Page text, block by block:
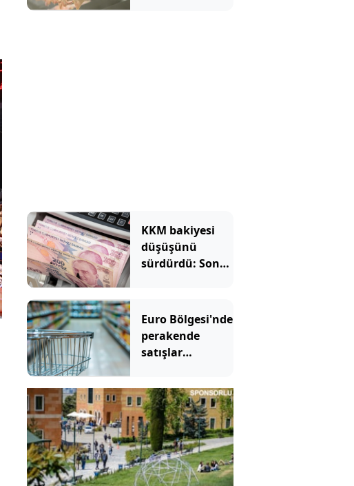
KKM bakiyesi
düşüşünü
sürdürdü: Son
azaldı
Euro Bölgesi'nde
perakende
satışlar
geriledi